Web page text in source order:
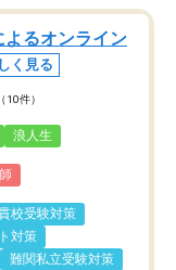
るオンライン
く見る
（10件）
浪人生
校受験対策
対策
難関私立受験対策